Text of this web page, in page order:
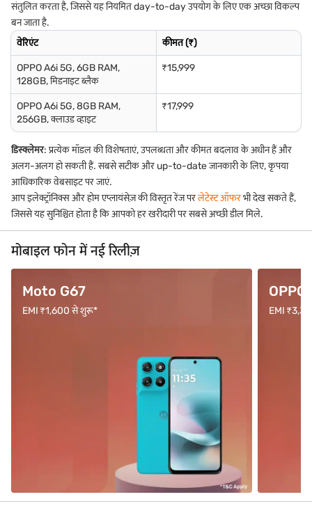
संतुलित करता है, जिससे यह नियमित day-to-day उपयोग के लिए एक अच्छा विकल्प
बन जाता है.
वेरिएंट
कीमत (₹)
OPPO A6i 5G, 6GB RAM,
128GB, मिडनाइट ब्लैक
₹15,999
OPPO A6i 5G, 8GB RAM,
256GB, क्लाउड व्हाइट
₹17,999
डिस्क्लेमर: प्रत्येक मॉडल की विशेषताएं, उपलब्धता और कीमत बदलाव के अधीन हैं और
अलग-अलग हो सकती हैं. सबसे सटीक और up-to-date जानकारी के लिए, कृपया
आधिकारिक वेबसाइट पर जाएं.
आप इलेक्ट्रॉनिक्स और होम एप्लायंसेज़ की विस्तृत रेंज परलेटेस्ट ऑफरभी देख सकते हैं,
जिससे यह सुनिश्चित होता है कि आपको हर खरीदारी पर सबसे अच्छी डील मिले.
मोबाइल फोन में नई रिलीज़
Moto G67
EMI ₹1,600 से शुरू*
OPPO
EMI